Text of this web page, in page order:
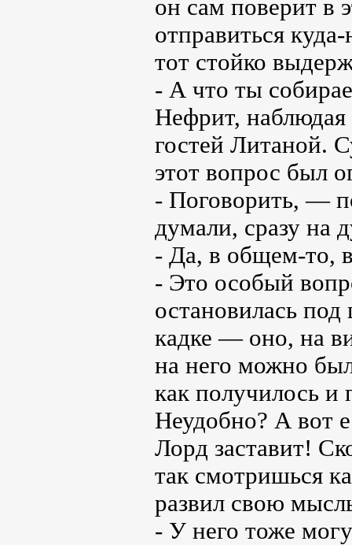
он сам поверит в
отправиться
тот стойко
- А что ты
Нефрит,
гостей Литаной.
этот вопрос был
- Поговорить, —
думали, сразу на
- Да, в общем-то,
- Это особый
остановилась
кадке — оно, на
на него можно
как получилось
Неудобно? А вот
Лорд заставит!
так смотришься
развил свою
- У него тоже